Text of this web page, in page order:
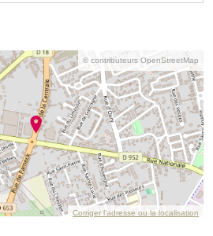
© contributeurs OpenStreetMap
Corriger l’adresse ou la localisation